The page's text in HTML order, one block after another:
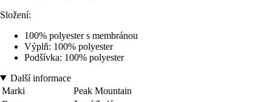
Složení:
100% polyester s membránou
Výplň: 100% polyester
Podšívka: 100% polyester
Další informace
Marki
Peak Mountain